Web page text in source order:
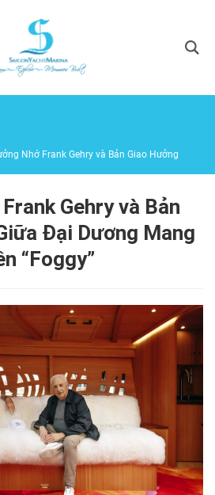
Nhớ Frank Gehry và Bản Giao Hưởng
Gehry và Bản
Đại Dương Mang
“Foggy”